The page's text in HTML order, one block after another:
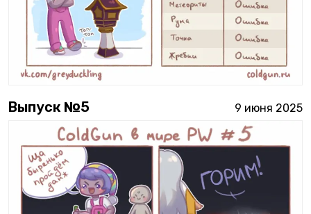
Выпуск №5 9 июня 2025